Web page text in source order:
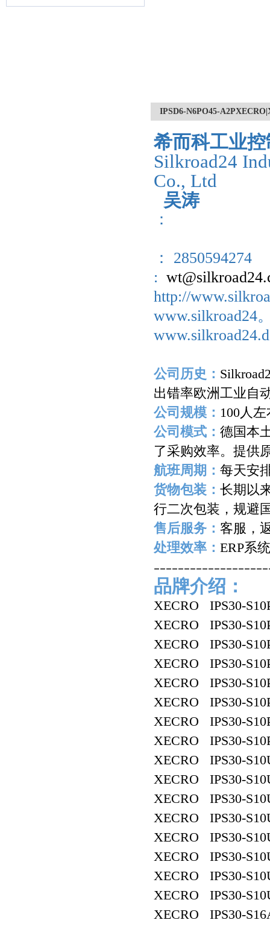
IPSD6-N6PO45-
希而科工业
Silkroad24
Co., Ltd
吴涛
：
： 2850594274
:
http://
www.silkroad24
公司历史：
出错率欧洲工业自
公司规模： 100人左
公司模式： 德国本
了采购效率。提供
航班周期： 每天安
货物包装： 长期以
行二次包装，规避
售后服务： 客服，
处理效率： ERP系
品牌介绍：
XECRO IPS30-
XECRO IPS30-
XECRO IPS30-
XECRO IPS30-
XECRO IPS30-
XECRO IPS30-
XECRO IPS30-
XECRO IPS30-
XECRO IPS30-
XECRO IPS30-
XECRO IPS30-
XECRO IPS30-
XECRO IPS30-
XECRO IPS30-
XECRO IPS30-
XECRO IPS30-
XECRO IPS30-